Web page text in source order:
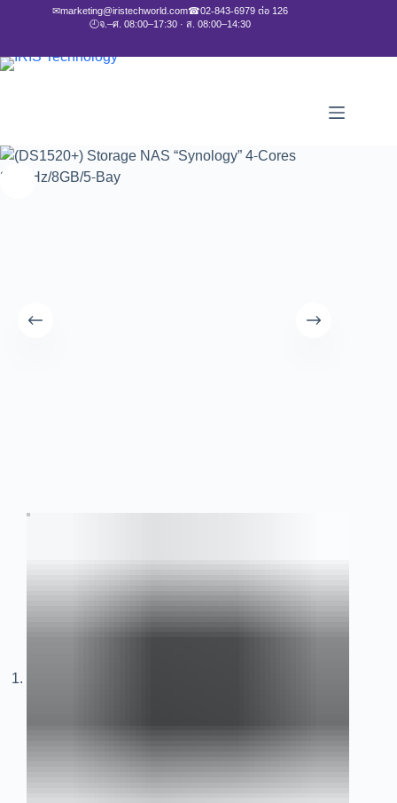
✉marketing@iristechworld.com☎02-843-6979 ต่อ 126
🕘จ.–ศ. 08:00–17:30 · ส. 08:00–14:30